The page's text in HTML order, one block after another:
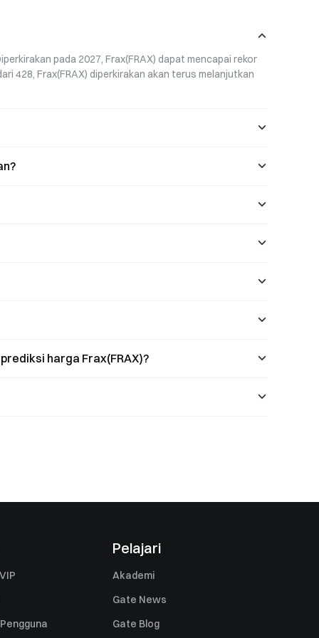
algoritme, memilih untuk mendukung FEI
dengan setara USD.
pada 2027, Frax(FRAX) dapat mencapai rekor
428, Frax(FRAX) diperkirakan akan terus melanjutkan
harga Frax(FRAX)?
Pelajari
Akademi
Gate News
Gate Blog